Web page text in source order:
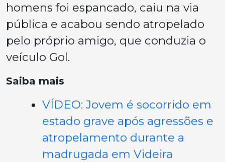
homens foi espancado, caiu na via
pública e acabou sendo atropelado
pelo próprio amigo, que conduzia o
veículo Gol.
Saiba mais
VÍDEO: Jovem é socorrido em
estado grave após agressões e
atropelamento durante a
madrugada em Videira